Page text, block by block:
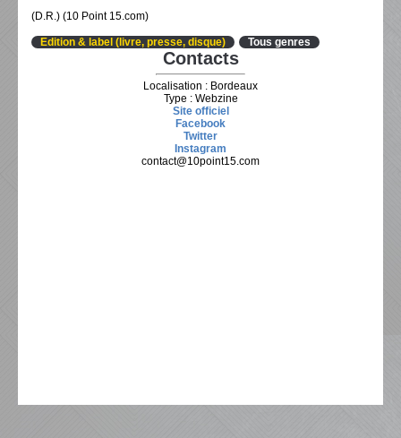
(D.R.) (10 Point 15.com)
Edition & label (livre, presse, disque) Tous genres
Contacts
Localisation : Bordeaux
Type : Webzine
Site officiel
Facebook
Twitter
Instagram
contact@10point15.com